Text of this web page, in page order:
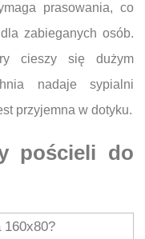
prasowania, co
zabieganych osób.
cieszy się dużym
nadaje sypialni
przyjemna w dotyku.
pościeli do